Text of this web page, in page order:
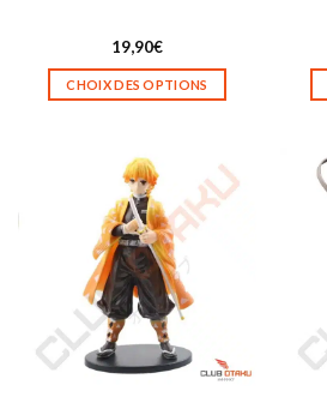
19,90€
CHOIX DES OPTIONS
a
plusieurs
variations.
Les
options
peuvent
être
choisies
sur